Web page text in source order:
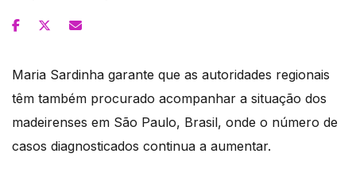
Maria Sardinha garante que as autoridades regionais
têm também procurado acompanhar a situação dos
madeirenses em São Paulo, Brasil, onde o número de
casos diagnosticados continua a aumentar.